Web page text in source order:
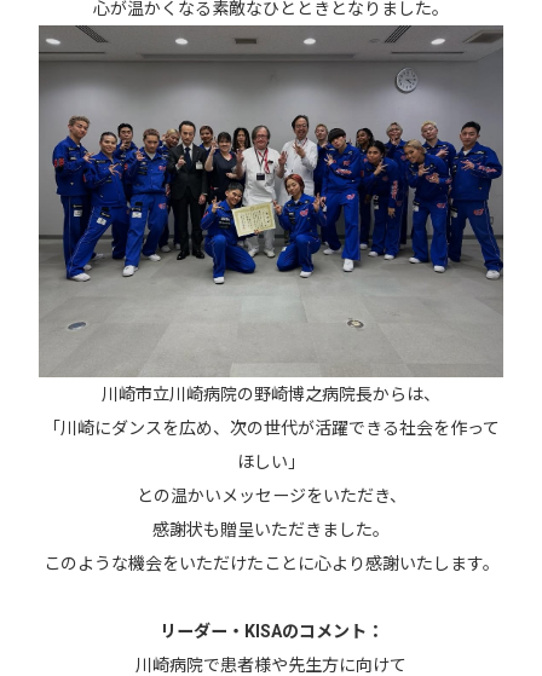
心が温かくなる素敵なひとときとなりました。
川崎市立川崎病院の野崎博之病院長からは、
「川崎にダンスを広め、次の世代が活躍できる社会を作って
ほしい」
との温かいメッセージをいただき、
感謝状も贈呈いただきました。
このような機会をいただけたことに心より感謝いたします。
リーダー・KISAのコメント：
川崎病院で患者様や先生方に向けて